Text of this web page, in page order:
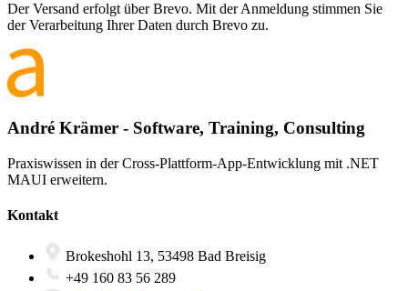
Der Versand erfolgt über Brevo. Mit der Anmeldung stimmen Sie
der Verarbeitung Ihrer Daten durch Brevo zu.
André Krämer - Software, Training, Consulting
Praxiswissen in der Cross-Plattform-App-Entwicklung mit .NET
MAUI erweitern.
Kontakt
Brokeshohl 13, 53498 Bad Breisig
+49 160 83 56 289